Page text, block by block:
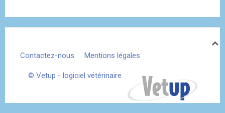
Contactez-nous Mentions légales
© Vetup - logiciel vétérinaire